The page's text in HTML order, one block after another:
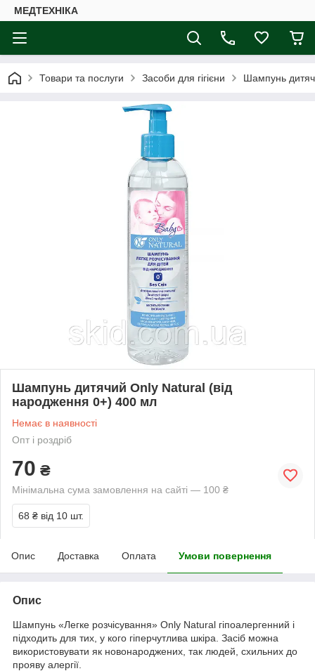
МЕДТЕХНІКА
Товари та послуги Засоби для гігієни Шампунь
Шампунь дитячий Only Natural (від
народження 0+) 400 мл
Немає в наявності
Опт і роздріб
70 ₴
Мінімальна сума замовлення на сайті — 100 ₴
68 ₴ від 10 шт.
Опис Доставка Оплата Умови повернення
Опис
Шампунь «Легке розчісування» Only Natural гіпоалергенний і
підходить для тих, у кого гіперчутлива шкіра. Засіб можна
використовувати як новонароджених, так людей, схильних до
прояву алергії.